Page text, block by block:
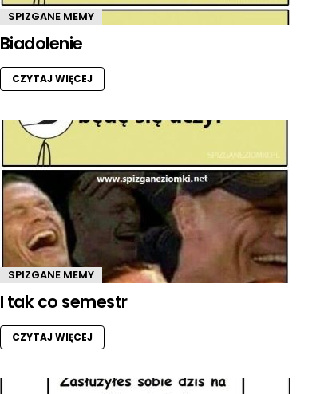
SPIZGANE MEMY
Biadolenie
CZYTAJ WIĘCEJ
SPIZGANE MEMY
I tak co semestr
CZYTAJ WIĘCEJ